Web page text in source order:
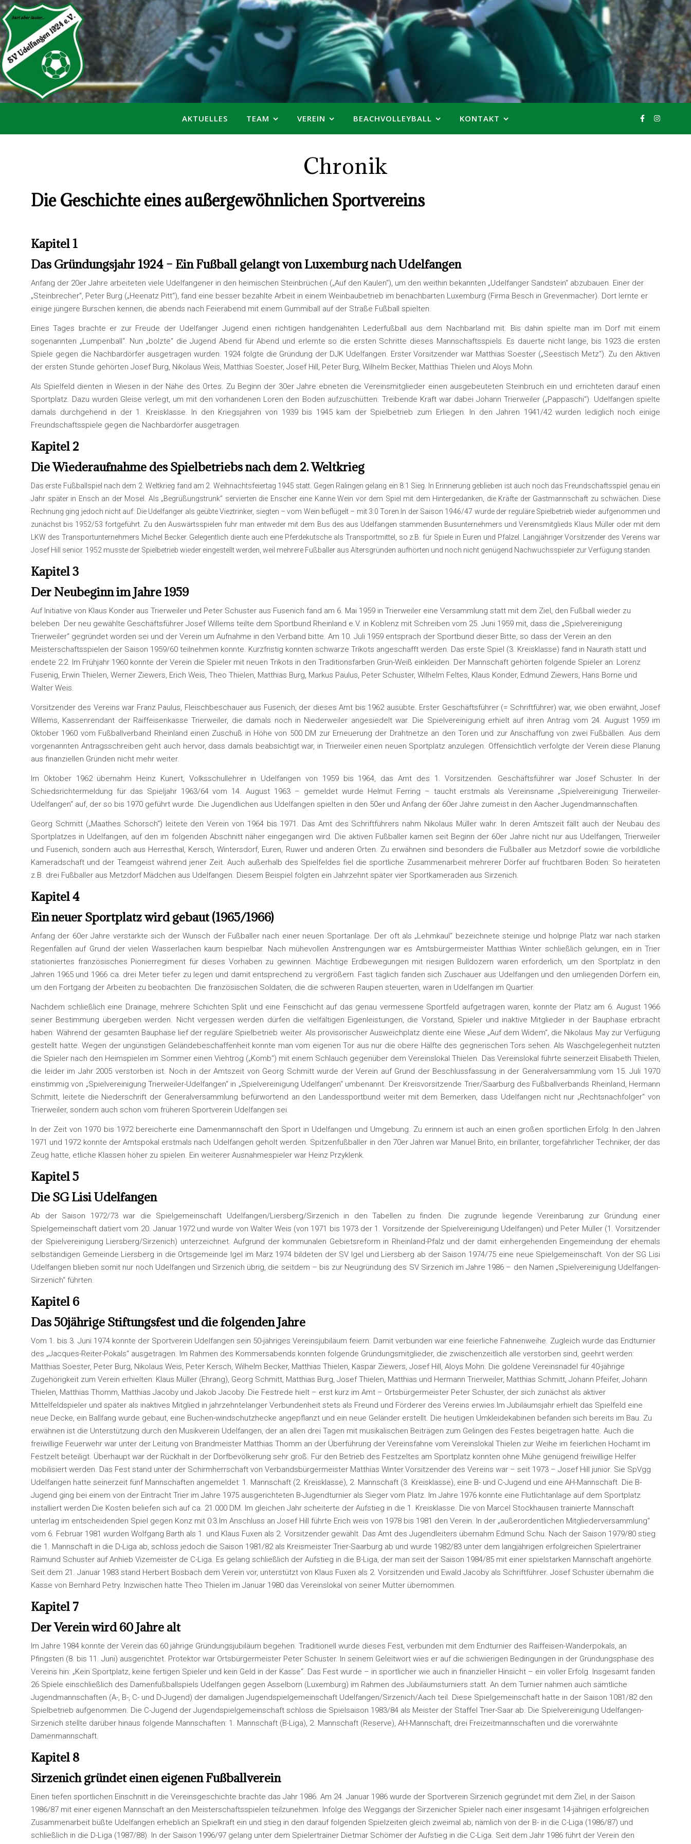
AKTUELLES TEAM VEREIN BEACHVOLLEYBALL KONTAKT
Chronik
Die Geschichte einesaußergewöhnlichen Sportvereins
Kapitel 1
Das Gründungsjahr 1924 – Ein Fußball gelangt von Luxemburg nach Udelfangen
Anfang der 20er Jahre arbeiteten viele Udelfangener in den heimischen Steinbrüchen („Auf den Kaulen“), um den weithin bekannten „Udelfanger Sandstein“ abzubauen. Einer der
„Steinbrecher“, Peter Burg („Heenatz Pitt“), fand eine besser bezahlte Arbeit in einem Weinbaubetrieb im benachbarten Luxemburg (Firma Besch in Grevenmacher). Dort lernte er
einige jüngere Burschen kennen, die abends nach Feierabend mit einem Gummiball auf der Straße Fußball spielten.
Eines Tages brachte er zur Freude der Udelfanger Jugend einen richtigen handgenähten Lederfußball aus dem Nachbarland mit. Bis dahin spielte man im Dorf mit einem
sogenannten „Lumpenball“. Nun „bolzte“ die Jugend Abend für Abend und erlernte so die ersten Schritte dieses Mannschaftsspiels. Es dauerte nicht lange, bis 1923 die ersten
Spiele gegen die Nachbardörfer ausgetragen wurden. 1924 folgte die Gründung der DJK Udelfangen. Erster Vorsitzender war Matthias Soester („Seestisch Metz“). Zu den Aktiven
der ersten Stunde gehörten Josef Burg, Nikolaus Weis, Matthias Soester, Josef Hill, Peter Burg, Wilhelm Becker, Matthias Thielen und Aloys Mohn.
Als Spielfeld dienten in Wiesen in der Nähe des Ortes. Zu Beginn der 30er Jahre ebneten die Vereinsmitglieder einen ausgebeuteten Steinbruch ein und errichteten darauf einen
Sportplatz. Dazu wurden Gleise verlegt, um mit den vorhandenen Loren den Boden aufzuschütten. Treibende Kraft war dabei Johann Trierweiler („Pappaschi“). Udelfangen spielte
damals durchgehend in der 1. Kreisklasse. In den Kriegsjahren von 1939 bis 1945 kam der Spielbetrieb zum Erliegen. In den Jahren 1941/42 wurden lediglich noch einige
Freundschaftsspiele gegen die Nachbardörfer ausgetragen.
Kapitel 2
Die Wiederaufnahme des Spielbetriebs nach dem 2. Weltkrieg
Das erste Fußballspiel nach dem 2. Weltkrieg fand am 2. Weihnachtsfeiertag 1945 statt. Gegen Ralingen gelang ein 8:1 Sieg. In Erinnerung geblieben ist auch noch das Freundschaftsspiel genau ein
Jahr später in Ensch an der Mosel. Als „Begrüßungstrunk“ servierten die Enscher eine Kanne Wein vor dem Spiel mit dem Hintergedanken, die Kräfte der Gastmannschaft zu schwächen. Diese
Rechnung ging jedoch nicht auf: Die Udelfanger als geübte Vieztrinker, siegten – vom Wein beflügelt – mit 3:0 Toren.In der Saison 1946/47 wurde der reguläre Spielbetrieb wieder aufgenommen und
zunächst bis 1952/53 fortgeführt. Zu den Auswärtsspielen fuhr man entweder mit dem Bus des aus Udelfangen stammenden Busunternehmers und Vereinsmitglieds Klaus Müller oder mit dem
LKW des Transportunternehmers Michel Becker. Gelegentlich diente auch eine Pferdekutsche als Transportmittel, so z.B. für Spiele in Euren und Pfalzel. Langjähriger Vorsitzender des Vereins war
Josef Hill senior. 1952 musste der Spielbetrieb wieder eingestellt werden, weil mehrere Fußballer aus Altersgründen aufhörten und noch nicht genügend Nachwuchsspieler zur Verfügung standen.
Kapitel 3
Der Neubeginn im Jahre 1959
Auf Initiative von Klaus Konder aus Trierweiler und Peter Schuster aus Fusenich fand am 6. Mai 1959 in Trierweiler eine Versammlung statt mit dem Ziel, den Fußball wieder zu
beleben Der neu gewählte Geschäftsführer Josef Willems teilte dem Sportbund Rheinland e.V. in Koblenz mit Schreiben vom 25. Juni 1959 mit, dass die „Spielvereinigung
Trierweiler“ gegründet worden sei und der Verein um Aufnahme in den Verband bitte. Am 10. Juli 1959 entsprach der Sportbund dieser Bitte, so dass der Verein an den
Meisterschaftsspielen der Saison 1959/60 teilnehmen konnte. Kurzfristig konnten schwarze Trikots angeschafft werden. Das erste Spiel (3. Kreisklasse) fand in Naurath statt und
endete 2:2. Im Frühjahr 1960 konnte der Verein die Spieler mit neuen Trikots in den Traditionsfarben Grün-Weiß einkleiden. Der Mannschaft gehörten folgende Spieler an: Lorenz
Fusenig, Erwin Thielen, Werner Ziewers, Erich Weis, Theo Thielen, Matthias Burg, Markus Paulus, Peter Schuster, Wilhelm Feltes, Klaus Konder, Edmund Ziewers, Hans Borne und
Walter Weis.
Vorsitzender des Vereins war Franz Paulus, Fleischbeschauer aus Fusenich, der dieses Amt bis 1962 ausübte. Erster Geschäftsführer (= Schriftführer) war, wie oben erwähnt, Josef
Willems, Kassenrendant der Raiffeisenkasse Trierweiler, die damals noch in Niederweiler angesiedelt war. Die Spielvereinigung erhielt auf ihren Antrag vom 24. August 1959 im
Oktober 1960 vom Fußballverband Rheinland einen Zuschuß in Höhe von 500 DM zur Erneuerung der Drahtnetze an den Toren und zur Anschaffung von zwei Fußbällen. Aus dem
vorgenannten Antragsschreiben geht auch hervor, dass damals beabsichtigt war, in Trierweiler einen neuen Sportplatz anzulegen. Offensichtlich verfolgte der Verein diese Planung
aus finanziellen Gründen nicht mehr weiter.
Im Oktober 1962 übernahm Heinz Kunert, Volksschullehrer in Udelfangen von 1959 bis 1964, das Amt des 1. Vorsitzenden. Geschäftsführer war Josef Schuster. In der
Schiedsrichtermeldung für das Spieljahr 1963/64 vom 14. August 1963 – gemeldet wurde Helmut Ferring – taucht erstmals als Vereinsname „Spielvereinigung Trierweiler-
Udelfangen“ auf, der so bis 1970 geführt wurde. Die Jugendlichen aus Udelfangen spielten in den 50er und Anfang der 60er Jahre zumeist in den Aacher Jugendmannschaften.
Georg Schmitt („Maathes Schorsch“) leitete den Verein von 1964 bis 1971. Das Amt des Schriftführers nahm Nikolaus Müller wahr. In deren Amtszeit fällt auch der Neubau des
Sportplatzes in Udelfangen, auf den im folgenden Abschnitt näher eingegangen wird. Die aktiven Fußballer kamen seit Beginn der 60er Jahre nicht nur aus Udelfangen, Trierweiler
und Fusenich, sondern auch aus Herresthal, Kersch, Wintersdorf, Euren, Ruwer und anderen Orten. Zu erwähnen sind besonders die Fußballer aus Metzdorf sowie die vorbildliche
Kameradschaft und der Teamgeist während jener Zeit. Auch außerhalb des Spielfeldes fiel die sportliche Zusammenarbeit mehrerer Dörfer auf fruchtbaren Boden: So heirateten
z.B. drei Fußballer aus Metzdorf Mädchen aus Udelfangen. Diesem Beispiel folgten ein Jahrzehnt später vier Sportkameraden aus Sirzenich.
Kapitel 4
Ein neuer Sportplatz wird gebaut (1965/1966)
Anfang der 60er Jahre verstärkte sich der Wunsch der Fußballer nach einer neuen Sportanlage. Der oft als „Lehmkaul“ bezeichnete steinige und holprige Platz war nach starken
Regenfällen auf Grund der vielen Wasserlachen kaum bespielbar. Nach mühevollen Anstrengungen war es Amtsbürgermeister Matthias Winter schließlich gelungen, ein in Trier
stationiertes französisches Pionierregiment für dieses Vorhaben zu gewinnen. Mächtige Erdbewegungen mit riesigen Bulldozern waren erforderlich, um den Sportplatz in den
Jahren 1965 und 1966 ca. drei Meter tiefer zu legen und damit entsprechend zu vergrößern. Fast täglich fanden sich Zuschauer aus Udelfangen und den umliegenden Dörfern ein,
um den Fortgang der Arbeiten zu beobachten. Die französischen Soldaten, die die schweren Raupen steuerten, waren in Udelfangen im Quartier.
Nachdem schließlich eine Drainage, mehrere Schichten Split und eine Feinschicht auf das genau vermessene Sportfeld aufgetragen waren, konnte der Platz am 6. August 1966
seiner Bestimmung übergeben werden. Nicht vergessen werden dürfen die vielfältigen Eigenleistungen, die Vorstand, Spieler und inaktive Mitglieder in der Bauphase erbracht
haben. Während der gesamten Bauphase lief der reguläre Spielbetrieb weiter. Als provisorischer Ausweichplatz diente eine Wiese „Auf dem Widem“, die Nikolaus May zur Verfügung
gestellt hatte. Wegen der ungünstigen Geländebeschaffenheit konnte man vom eigenen Tor aus nur die obere Hälfte des gegnerischen Tors sehen. Als Waschgelegenheit nutzten
die Spieler nach den Heimspielen im Sommer einen Viehtrog („Komb“) mit einem Schlauch gegenüber dem Vereinslokal Thielen. Das Vereinslokal führte seinerzeit Elisabeth Thielen,
die leider im Jahr 2005 verstorben ist. Noch in der Amtszeit von Georg Schmitt wurde der Verein auf Grund der Beschlussfassung in der Generalversammlung vom 15. Juli 1970
einstimmig von „Spielvereinigung Trierweiler-Udelfangen“ in „Spielvereinigung Udelfangen“ umbenannt. Der Kreisvorsitzende Trier/Saarburg des Fußballverbands Rheinland, Hermann
Schmitt, leitete die Niederschrift der Generalversammlung befürwortend an den Landessportbund weiter mit dem Bemerken, dass Udelfangen nicht nur „Rechtsnachfolger“ von
Trierweiler, sondern auch schon vom früheren Sportverein Udelfangen sei.
In der Zeit von 1970 bis 1972 bereicherte eine Damenmannschaft den Sport in Udelfangen und Umgebung. Zu erinnern ist auch an einen großen sportlichen Erfolg: In den Jahren
1971 und 1972 konnte der Amtspokal erstmals nach Udelfangen geholt werden. Spitzenfußballer in den 70er Jahren war Manuel Brito, ein brillanter, torgefährlicher Techniker, der das
Zeug hatte, etliche Klassen höher zu spielen. Ein weiterer Ausnahmespieler war Heinz Przyklenk.
Kapitel 5
Die SG Lisi Udelfangen
Ab der Saison 1972/73 war die Spielgemeinschaft Udelfangen/Liersberg/Sirzenich in den Tabellen zu finden. Die zugrunde liegende Vereinbarung zur Gründung einer
Spielgemeinschaft datiert vom 20. Januar 1972 und wurde von Walter Weis (von 1971 bis 1973 der 1. Vorsitzende der Spielvereinigung Udelfangen) und Peter Müller (1. Vorsitzender
der Spielvereinigung Liersberg/Sirzenich) unterzeichnet. Aufgrund der kommunalen Gebietsreform in Rheinland-Pfalz und der damit einhergehenden Eingemeindung der ehemals
selbständigen Gemeinde Liersberg in die Ortsgemeinde Igel im März 1974 bildeten der SV Igel und Liersberg ab der Saison 1974/75 eine neue Spielgemeinschaft. Von der SG Lisi
Udelfangen blieben somit nur noch Udelfangen und Sirzenich übrig, die seitdem – bis zur Neugründung des SV Sirzenich im Jahre 1986 – den Namen „Spielvereinigung Udelfangen-
Sirzenich“ führten.
Kapitel 6
Das 50jährige Stiftungsfest und die folgenden Jahre
Vom 1. bis 3. Juni 1974 konnte der Sportverein Udelfangen sein 50-jähriges Vereinsjubiläum feiern. Damit verbunden war eine feierliche Fahnenweihe. Zugleich wurde das Endturnier
des „Jacques-Reiter-Pokals“ ausgetragen. Im Rahmen des Kommersabends konnten folgende Gründungsmitglieder, die zwischenzeitlich alle verstorben sind, geehrt werden:
Matthias Soester, Peter Burg, Nikolaus Weis, Peter Kersch, Wilhelm Becker, Matthias Thielen, Kaspar Ziewers, Josef Hill, Aloys Mohn. Die goldene Vereinsnadel für 40-jährige
Zugehörigkeit zum Verein erhielten: Klaus Müller (Ehrang), Georg Schmitt, Matthias Burg, Josef Thielen, Matthias und Hermann Trierweiler, Matthias Schmitt, Johann Pfeifer, Johann
Thielen, Matthias Thomm, Matthias Jacoby und Jakob Jacoby. Die Festrede hielt – erst kurz im Amt – Ortsbürgermeister Peter Schuster, der sich zunächst als aktiver
Mittelfeldspieler und später als inaktives Mitglied in jahrzehntelanger Verbundenheit stets als Freund und Förderer des Vereins erwies.Im Jubiläumsjahr erhielt das Spielfeld eine
neue Decke, ein Ballfang wurde gebaut, eine Buchen-windschutzhecke angepflanzt und ein neue Geländer erstellt. Die heutigen Umkleidekabinen befanden sich bereits im Bau. Zu
erwähnen ist die Unterstützung durch den Musikverein Udelfangen, der an allen drei Tagen mit musikalischen Beiträgen zum Gelingen des Festes beigetragen hatte. Auch die
freiwillige Feuerwehr war unter der Leitung von Brandmeister Matthias Thomm an der Überführung der Vereinsfahne vom Vereinslokal Thielen zur Weihe im feierlichen Hochamt im
Festzelt beteiligt. Überhaupt war der Rückhalt in der Dorfbevölkerung sehr groß. Für den Betrieb des Festzeltes am Sportplatz konnten ohne Mühe genügend freiwillige Helfer
mobilisiert werden. Das Fest stand unter der Schirmherrschaft von Verbandsbürgermeister Matthias Winter.Vorsitzender des Vereins war – seit 1973 – Josef Hill junior. Sie SpVgg
Udelfangen hatte seinerzeit fünf Mannschaften angemeldet: 1. Mannschaft (2. Kreisklasse), 2. Mannschaft (3. Kreisklasse), eine B- und C-Jugend und eine AH-Mannschaft. Die B-
Jugend ging bei einem von der Eintracht Trier im Jahre 1975 ausgerichteten B-Jugendturnier als Sieger vom Platz. Im Jahre 1976 konnte eine Flutlichtanlage auf dem Sportplatz
installiert werden Die Kosten beliefen sich auf ca. 21.000 DM. Im gleichen Jahr scheiterte der Aufstieg in die 1. Kreisklasse. Die von Marcel Stockhausen trainierte Mannschaft
unterlag im entscheidenden Spiel gegen Konz mit 0:3.Im Anschluss an Josef Hill führte Erich weis von 1978 bis 1981 den Verein. In der „außerordentlichen Mitgliederversammlung“
vom 6. Februar 1981 wurden Wolfgang Barth als 1. und Klaus Fuxen als 2. Vorsitzender gewählt. Das Amt des Jugendleiters übernahm Edmund Schu. Nach der Saison 1979/80 stieg
die 1. Mannschaft in die D-Liga ab, schloss jedoch die Saison 1981/82 als Kreismeister Trier-Saarburg ab und wurde 1982/83 unter dem langjährigen erfolgreichen Spielertrainer
Raimund Schuster auf Anhieb Vizemeister de C-Liga. Es gelang schließlich der Aufstieg in die B-Liga, der man seit der Saison 1984/85 mit einer spielstarken Mannschaft angehörte.
Seit dem 21. Januar 1983 stand Herbert Bosbach dem Verein vor, unterstützt von Klaus Fuxen als 2. Vorsitzenden und Ewald Jacoby als Schriftführer. Josef Schuster übernahm die
Kasse von Bernhard Petry. Inzwischen hatte Theo Thielen im Januar 1980 das Vereinslokal von seiner Mutter übernommen.
Kapitel 7
Der Verein wird 60 Jahre alt
Im Jahre 1984 konnte der Verein das 60 jährige Gründungsjubiläum begehen. Traditionell wurde dieses Fest, verbunden mit dem Endturnier des Raiffeisen-Wanderpokals, an
Pfingsten (8. bis 11. Juni) ausgerichtet. Protektor war Ortsbürgermeister Peter Schuster. In seinem Geleitwort wies er auf die schwierigen Bedingungen in der Gründungsphase des
Vereins hin: „Kein Sportplatz, keine fertigen Spieler und kein Geld in der Kasse“. Das Fest wurde – in sportlicher wie auch in finanzieller Hinsicht – ein voller Erfolg. Insgesamt fanden
26 Spiele einschließlich des Damenfußballspiels Udelfangen gegen Asselborn (Luxemburg) im Rahmen des Jubiläumsturniers statt. An dem Turnier nahmen auch sämtliche
Jugendmannschaften (A-, B-, C- und D-Jugend) der damaligen Jugendspielgemeinschaft Udelfangen/Sirzenich/Aach teil. Diese Spielgemeinschaft hatte in der Saison 1081/82 den
Spielbetrieb aufgenommen. Die C-Jugend der Jugendspielgemeinschaft schloss die Spielsaison 1983/84 als Meister der Staffel Trier-Saar ab. Die Spielvereinigung Udelfangen-
Sirzenich stellte darüber hinaus folgende Mannschaften: 1. Mannschaft (B-Liga), 2. Mannschaft (Reserve), AH-Mannschaft, drei Freizeitmannschaften und die vorerwähnte
Damenmannschaft.
Kapitel 8
Sirzenich gründet einen eigenen Fußballverein
Einen tiefen sportlichen Einschnitt in die Vereinsgeschichte brachte das Jahr 1986. Am 24. Januar 1986 wurde der Sportverein Sirzenich gegründet mit dem Ziel, in der Saison
1986/87 mit einer eigenen Mannschaft an den Meisterschaftsspielen teilzunehmen. Infolge des Weggangs der Sirzenicher Spieler nach einer insgesamt 14-jährigen erfolgreichen
Zusammenarbeit büßte Udelfangen erheblich an Spielkraft ein und stieg in den darauf folgenden Spielzeiten gleich zweimal ab, nämlich von der B- in die C-Liga (1986/87) und
schließlich in die D-Liga (1987/88). In der Saison 1996/97 gelang unter dem Spielertrainer Dietmar Schömer der Aufstieg in die C-Liga. Seit dem Jahr 1986 führt der Verein den